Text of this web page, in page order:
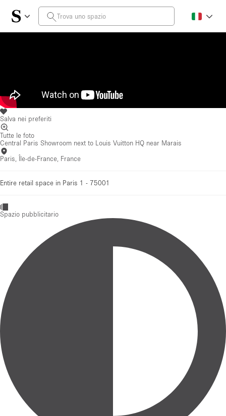
Salva nei preferiti
Tutte le foto
Central Paris Showroom next to Louis Vuitton HQ near Marais
Paris, Île-de-France, France
Entire retail space in Paris 1 - 75001
Spazio pubblicitario